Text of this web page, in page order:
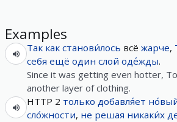
Examples
Так как станови́лось всё жарче,
себя ещё один слой оде́жды.
Since it was getting even hotter,
another layer of clothing.
HTTP 2 только добавля́ет
сло́жности, не решая никаки́х